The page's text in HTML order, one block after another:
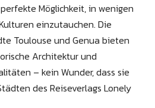
Möglichkeit, in wenigen
einzutauchen. Die
Toulouse und Genua bieten
Architektur und
– kein Wunder, dass sie
des Reiseverlags Lonely